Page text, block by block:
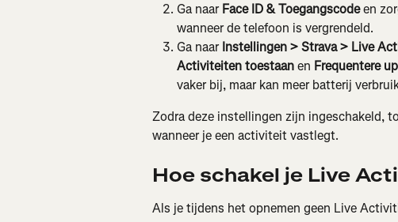
Ga naar Face ID & Toegangscode en
wanneer de telefoon is vergrendeld.
Ga naar Instellingen > Strava > Live
Activiteiten toestaan en Frequentere
vaker bij, maar kan meer batterij
Zodra deze instellingen zijn ingeschakeld,
wanneer je een activiteit vastlegt.
Hoe schakel je Live
Als je tijdens het opnemen geen Live